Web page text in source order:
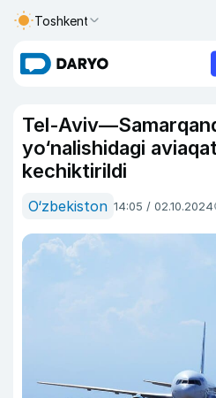
Toshkent
Tel-
yo‘nalishidagi
kechiktirildi
O‘zbekiston 14:05 / 02.10.2024